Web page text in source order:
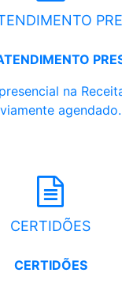
na
agendado.
CERTIDÕES
CERTIDÕES